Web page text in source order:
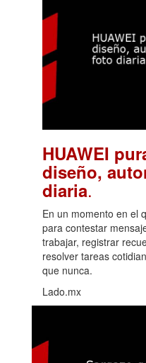
HUAWEI
diseño,
diaria.
En un momento en el
para contestar
trabajar, registrar
resolver tareas
que nunca.
Lado.mx